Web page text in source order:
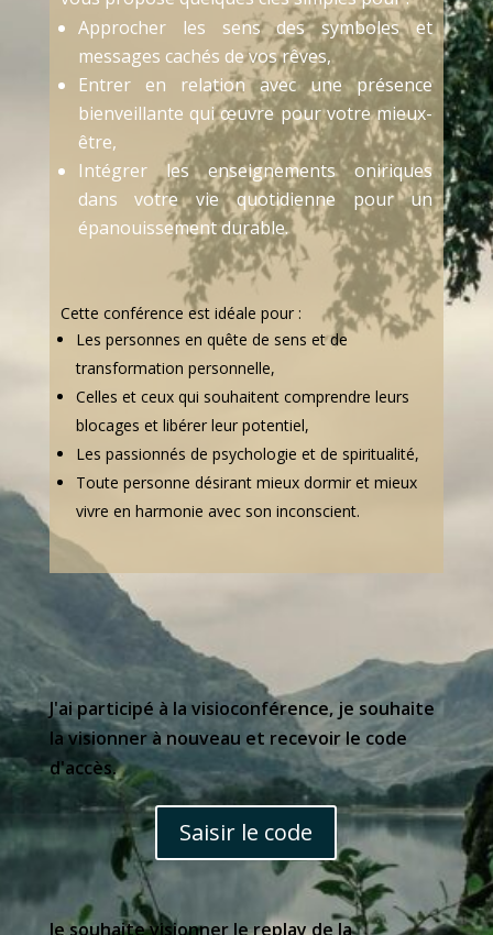
Approcher les sens des symboles et
messages cachés de vos rêves,
Entrer en relation avec une présence
bienveillante qui œuvre pour votre mieux-
être,
Intégrer les enseignements oniriques
dans votre vie quotidienne pour un
épanouissement durable.
Cette conférence est idéale pour :
Les personnes en quête de sens et de
transformation personnelle,
Celles et ceux qui souhaitent comprendre leurs
blocages et libérer leur potentiel,
Les passionnés de psychologie et de spiritualité,
Toute personne désirant mieux dormir et mieux
vivre en harmonie avec son inconscient.
J'ai participé à la visioconférence, je souhaite
la visionner à nouveau et recevoir le code
d'accès.
Saisir le code
Je souhaite visionner le replay de la